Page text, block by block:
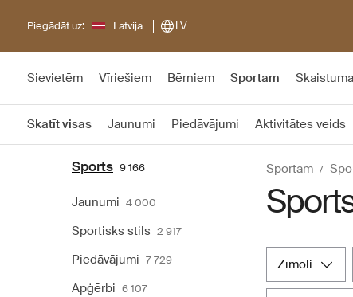
Piegādāt uz: Latvija LV
Sievietēm Vīriešiem Bērniem Sportam
Skatīt visas Jaunumi Piedāvājumi Aktivitātes veids
Sports 9 166
Jaunumi 4 000
Sportisks stils 2 917
Piedāvājumi 7 729
Apģērbi 6 107
Sportam
zīmoli